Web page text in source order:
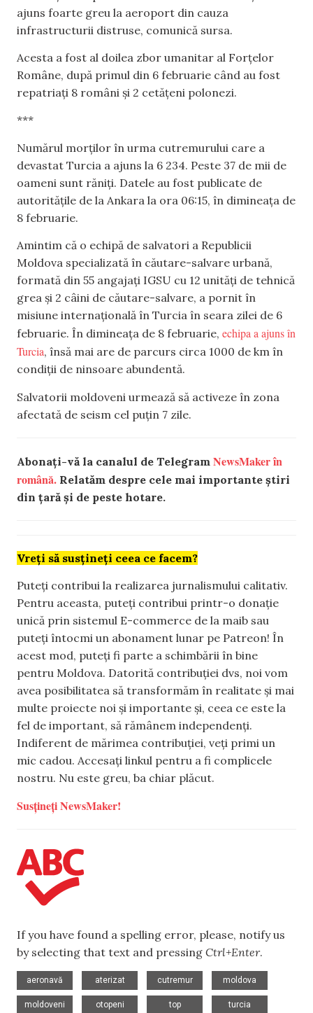
ajuns foarte greu la aeroport din cauza
infrastructurii distruse, comunică sursa.
Acesta a fost al doilea zbor umanitar al Forțelor
Române, după primul din 6 februarie când au fost
repatriați 8 români și 2 cetățeni polonezi.
***
Numărul morților în urma cutremurului care a
devastat Turcia a ajuns la 6 234. Peste 37 de mii de
oameni sunt răniți. Datele au fost publicate de
autoritățile de la Ankara la ora 06:15, în dimineața de
8 februarie.
Amintim că o echipă de salvatori a Republicii
Moldova specializată în căutare-salvare urbană,
formată din 55 angajați IGSU cu 12 unități de tehnică
grea și 2 câini de căutare-salvare, a pornit în
misiune internațională în Turcia în seara zilei de 6
februarie. În dimineața de 8 februarie, echipa a ajuns în
Turcia, însă mai are de parcurs circa 1000 de km în
condiții de ninsoare abundentă.
Salvatorii moldoveni urmează să activeze în zona
afectată de seism cel puțin 7 zile.
Abonați-vă la canalul de Telegram NewsMaker în
română. Relatăm despre cele mai importante știri
din țară și de peste hotare.
Vreți să susțineți ceea ce facem?
Puteți contribui la realizarea jurnalismului calitativ.
Pentru aceasta, puteți contribui printr-o donație
unică prin sistemul E-commerce de la maib sau
puteți întocmi un abonament lunar pe Patreon! În
acest mod, puteți fi parte a schimbării în bine
pentru Moldova. Datorită contribuției dvs, noi vom
avea posibilitatea să transformăm în realitate și mai
multe proiecte noi și importante și, ceea ce este la
fel de important, să rămânem independenți.
Indiferent de mărimea contribuției, veți primi un
mic cadou. Accesați linkul pentru a fi complicele
nostru. Nu este greu, ba chiar plăcut.
Susțineți NewsMaker!
If you have found a spelling error, please, notify us
by selecting that text and pressing Ctrl+Enter.
aeronavă
aterizat
cutremur
moldova
moldoveni
otopeni
top
turcia